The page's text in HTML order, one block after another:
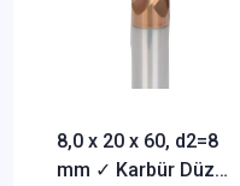
8,0 x 20 x 60, d2=8
mm ✓ Karbür Düz